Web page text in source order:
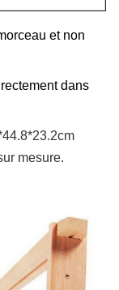
et non
dans
mesure.